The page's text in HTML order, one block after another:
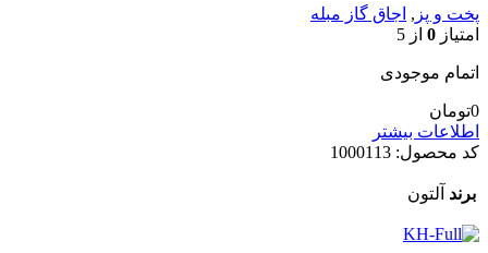
پخت و پز , اجاق گاز مبله
امتیاز 0 از 5
اتمام موجودی
0تومان
اطلاعات بیشتر
کد محصول: 1000113
برند آلتون